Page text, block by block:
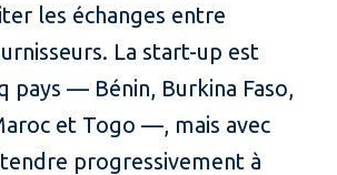
les échanges entre
La start-up est
pays — Bénin, Burkina Faso,
et Togo —, mais avec
progressivement à